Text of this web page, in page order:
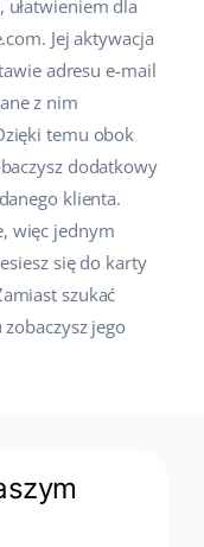
dla
Jej aktywacja
adresu e-mail
z nim
temu obok
dodatkowy
klienta.
więc jednym
się do karty
szukać
jego